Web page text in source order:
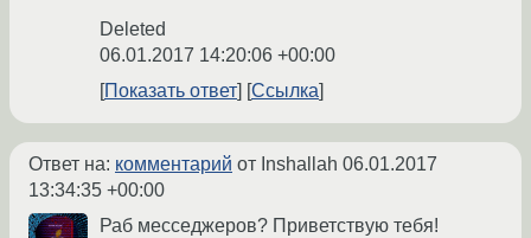
Deleted
06.01.2017 14:20:06 +00:00
Показать ответ
Ссылка
Ответ на: комментарий от Inshallah 06.01.2017
13:34:35 +00:00
Раб месседжеров? Приветствую тебя!